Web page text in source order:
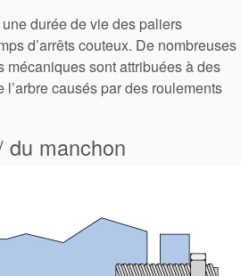
durée de vie des paliers
d’arrêts couteux. De nombreuses
mécaniques sont attribuées à des
causés par des roulements
du manchon